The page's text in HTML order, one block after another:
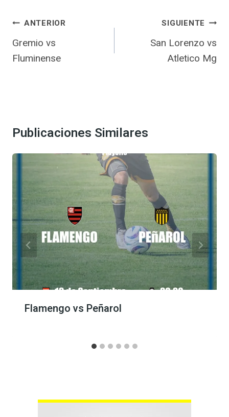
Navegación
de
entradas
ANTERIOR
Gremio vs
Fluminense
SIGUIENTE
San Lorenzo vs
Atletico Mg
Publicaciones Similares
Flamengo vs Peñarol